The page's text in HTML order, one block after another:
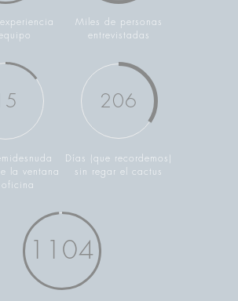
Miles de personas
entrevistadas
15
la ventana
206
Días (que recordemos)
sin regar el cactus
1104